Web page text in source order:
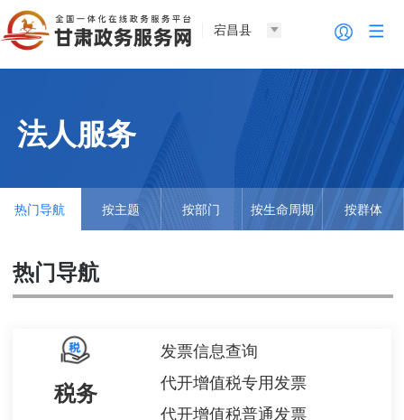
宕昌县
法人服务
热门导航 按主题 按部门 按生命周期 按群体
热门导航
税务
发票信息查询
代开增值税专用发票
代开增值税普通发票